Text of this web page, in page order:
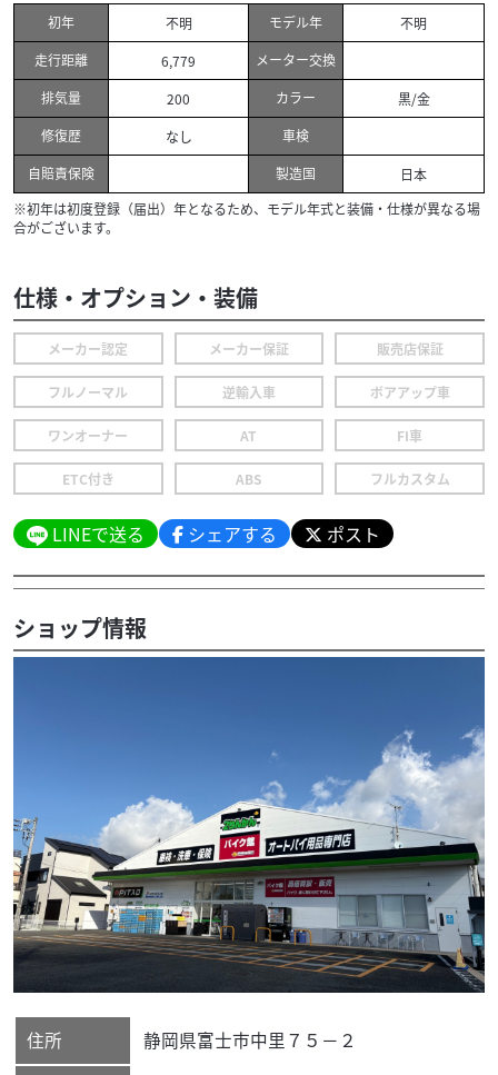
初年 不明 モデル年
不明
走行距離
6,779
メーター交換
排気量
200 カラー
黒/金
修復歴
なし
車検
自賠責保険
製造国
日本
※初年は初度登録（届出）年となるため、モデル年式と装備・仕様が異なる場
合がございます。
仕様・オプション・装備
メーカー認定 メーカー保証 販売店保証
フルノーマル 逆輸入車 ボアアップ車
ワンオーナー AT FI車
ETC付き ABS フルカスタム
LINEで送る シェアする ポスト
ショップ情報
住所 静岡県富士市中里７５－２